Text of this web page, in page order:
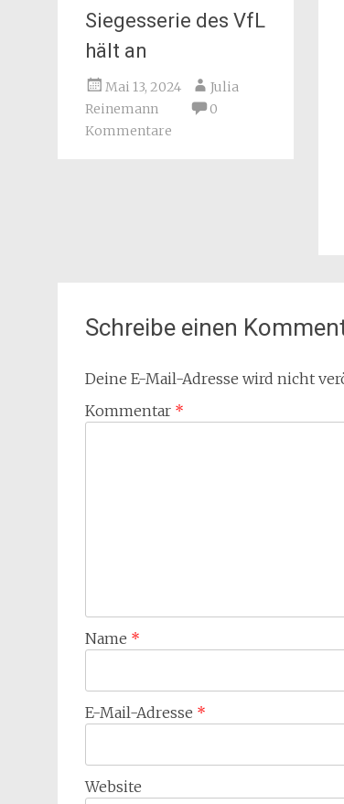
Siegesserie des VfL
hält an
Mai 13, 2024
Julia
Reinemann
0
Kommentare
Schreibe einen
Deine E-Mail-Adresse wird nicht
Kommentar *
Name *
E-Mail-Adresse *
Website